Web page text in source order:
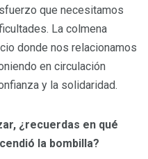
que necesitamos
La colmena
donde nos relacionamos
en circulación
y la solidaridad.
¿recuerdas en qué
la bombilla?